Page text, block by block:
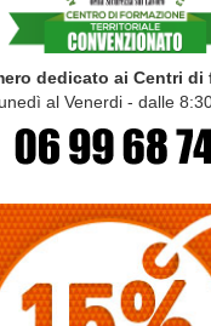
dedicato ai Centri di
al Venerdi - dalle